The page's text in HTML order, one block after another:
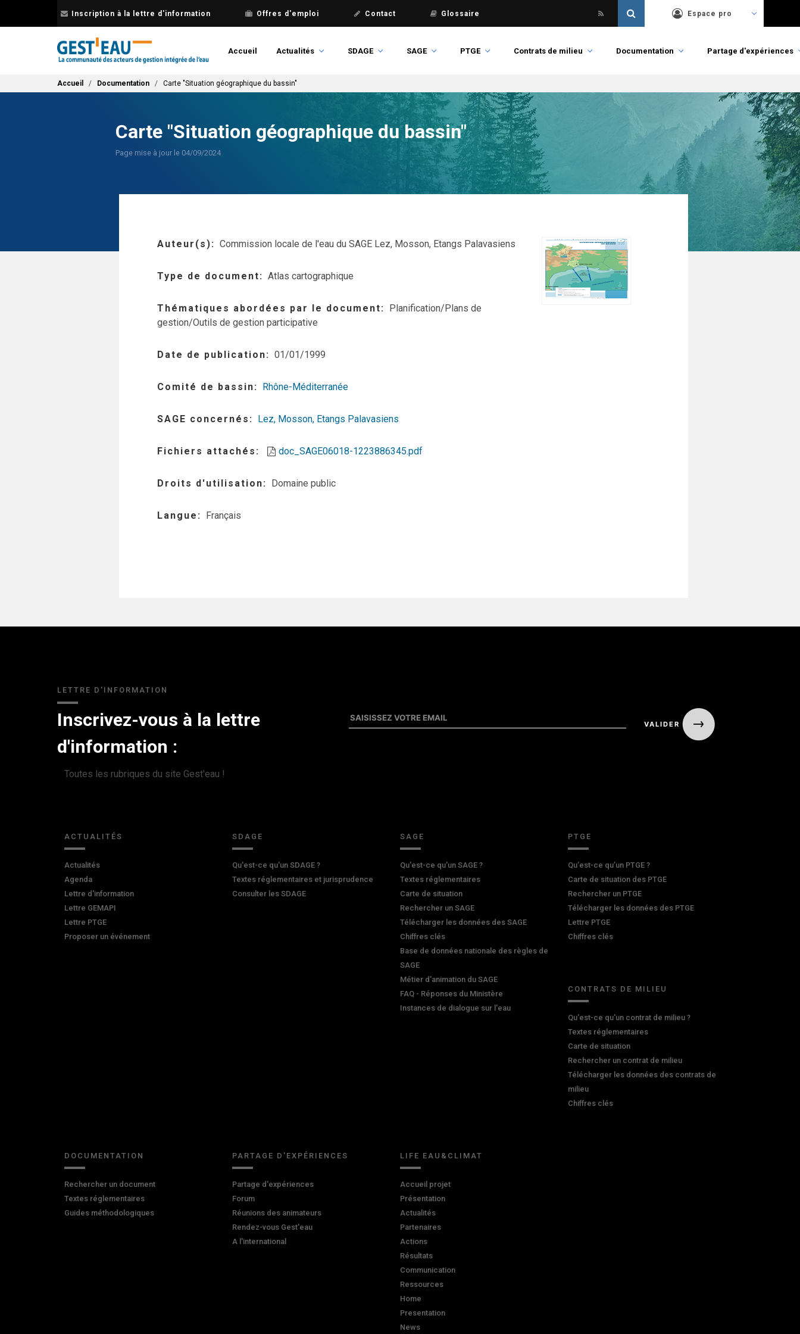
Inscription à la lettre d'information Offres d'emploi Contact Glossaire Espace pro
Accueil Actualités SDAGE SAGE PTGE Contrats de milieu Documentation Partage d'expériences
Fil d'Ariane
Accueil Documentation Carte "Situation géographique du bassin"
Carte "Situation géographique du bassin"
Page mise à jour le 04/09/2024
Auteur(s) Commission locale de l'eau du SAGE Lez, Mosson, Etangs Palavasiens
Type de document Atlas cartographique
Thématiques abordées par le document
Planification/Plans de
gestion/Outils de gestion participative
Date de publication 01/01/1999
Comité de bassin Rhône-Méditerranée
SAGE concernés Lez, Mosson, Etangs Palavasiens
Fichiers attachés doc_SAGE06018-1223886345.pdf
Droits d'utilisation Domaine public
Langue Français
LETTRE D'INFORMATION
Inscrivez-vous à la lettre
d'information :
Toutes les rubriques du site Gest'eau !
ACTUALITÉS
Actualités
Agenda
Lettre d'information
Lettre GEMAPI
Lettre PTGE
Proposer un événement
SDAGE
Qu'est-ce qu'un SDAGE ?
Textes réglementaires et jurisprudence
Consulter les SDAGE
SAGE
Qu'est-ce qu'un SAGE ?
Textes réglementaires
Carte de situation
Rechercher un SAGE
Télécharger les données des SAGE
Chiffres clés
Base de données nationale des règles de
SAGE
Métier d'animation du SAGE
FAQ - Réponses du Ministère
Instances de dialogue sur l'eau
PTGE
Qu’est-ce qu’un PTGE ?
Carte de situation des PTGE
Rechercher un PTGE
Télécharger les données des PTGE
Lettre PTGE
Chiffres clés
CONTRATS DE MILIEU
Qu'est-ce qu'un contrat de milieu ?
Textes réglementaires
Carte de situation
Rechercher un contrat de milieu
Télécharger les données des contrats de
milieu
Chiffres clés
DOCUMENTATION
Rechercher un document
Textes réglementaires
Guides méthodologiques
PARTAGE D'EXPÉRIENCES
Partage d'expériences
Forum
Réunions des animateurs
Rendez-vous Gest'eau
A l'international
LIFE EAU&CLIMAT
Accueil projet
Présentation
Actualités
Partenaires
Actions
Résultats
Communication
Ressources
Home
Presentation
News